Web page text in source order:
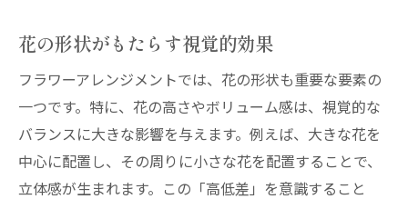
メッセージ性を持たせたアレンジ
顧客満足度を向上させるコミュニケーショ
ン
花屋が重視するフラワーアレンジのトレンドと
技術
最新のアレンジメントスタイル
花の形状がもたらす視覚的効果
フラワーアレンジメントでは、花の形状も重要な要素の
一つです。特に、花の高さやボリューム感は、視覚的な
バランスに大きな影響を与えます。例えば、大きな花を
中心に配置し、その周りに小さな花を配置することで、
立体感が生まれます。この「高低差」を意識すること